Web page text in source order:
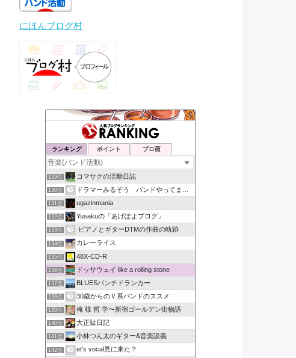
にほんブログ村
ランキング ポイント ブロ画
129位 コマサクの活動日誌
130位 ドラマーみるぞう バンドやってまするぅ
131位 ugazinmania
132位 Yusakuの「あげぽよブログ」
133位 ピアノとギターDTMの作曲の軌跡
134位 カレーライス
135位 48X-CD-R
136位 ドッサウェイ like a rolling stone
137位 BLUESパンチドランカー
138位 30歳からのＶ系バンドのススメ
139位 俺 様 哲 学〜新宿ゴールデン街物語
140位 大正駄日記
141位 小林つん太のギター&音楽談義
142位 et's vocal見に来た？